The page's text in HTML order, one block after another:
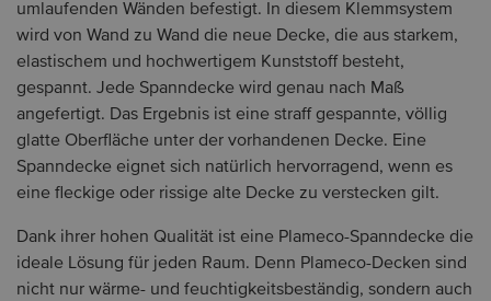
umlaufenden Wänden befestigt. In diesem Klemmsystem
wird von Wand zu Wand die neue Decke, die aus starkem,
elastischem und hochwertigem Kunststoff besteht,
gespannt. Jede Spanndecke wird genau nach Maß
angefertigt. Das Ergebnis ist eine straff gespannte, völlig
glatte Oberfläche unter der vorhandenen Decke. Eine
Spanndecke eignet sich natürlich hervorragend, wenn es
eine fleckige oder rissige alte Decke zu verstecken gilt.
Dank ihrer hohen Qualität ist eine Plameco-Spanndecke die
ideale Lösung für jeden Raum. Denn Plameco-Decken sind
nicht nur wärme- und feuchtigkeitsbeständig, sondern auch